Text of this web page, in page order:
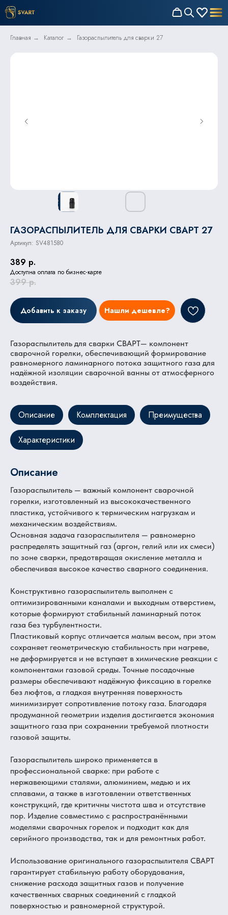
Главная → Каталог → Газораспылитель для сварки 27
ГАЗОРАСПЫЛИТЕЛЬ ДЛЯ СВАРКИ СВАРТ 27
Артикул: SV481580
389 р.
Доступна оплата по бизнес-карте
399 р.
Добавить к заказу Нашли дешевле?
Газораспылитель для сварки СВАРТ— компонент
сварочной горелки, обеспечивающий формирование
равномерного ламинарного потока защитного газа для
надёжной изоляции сварочной ванны от атмосферного
воздействия.
Описание Комплектация Преимущества
Характеристики
Описание
Газораспылитель — важный компонент сварочной
горелки, изготовленный из высококачественного
пластика, устойчивого к термическим нагрузкам и
механическим воздействиям.
Основная задача газораспылителя — равномерно
распределять защитный газ (аргон, гелий или их смеси)
по зоне сварки, предотвращая окисление металла и
обеспечивая высокое качество сварного соединения.
Конструктивно газораспылитель выполнен с
оптимизированными каналами и выходным отверстием,
которые формируют стабильный ламинарный поток
газа без турбулентности.
Пластиковый корпус отличается малым весом, при этом
сохраняет геометрическую стабильность при нагреве,
не деформируется и не вступает в химические реакции с
компонентами газовой среды. Точные посадочные
размеры обеспечивают надёжную фиксацию в горелке
без люфтов, а гладкая внутренняя поверхность
минимизирует сопротивление потоку газа. Благодаря
продуманной геометрии изделия достигается экономия
защитного газа при сохранении требуемой плотности
газовой защиты.
Газораспылитель широко применяется в
профессиональной сварке: при работе с
нержавеющими сталями, алюминием, медью и их
сплавами, а также в изготовлении ответственных
конструкций, где критичны чистота шва и отсутствие
пор. Изделие совместимо с распространёнными
моделями сварочных горелок и подходит как для
серийного производства, так и для ремонтных работ.
Использование оригинального газораспылителя СВАРТ
гарантирует стабильную работу оборудования,
снижение расхода защитных газов и получение
качественных сварных соединений с гладкой
поверхностью и равномерной структурой.